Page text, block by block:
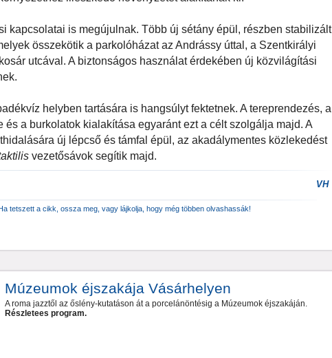
kapcsolatai is megújulnak. Több új sétány épül, részben stabilizált
összekötik a parkolóházat az Andrássy úttal, a Szentkirályi
utcával. A biztonságos használat érdekében új közvilágítási
helyben tartására is hangsúlyt fektetnek. A tereprendezés, a
és a burkolatok kialakítása egyaránt ezt a célt szolgálja majd. A
új lépcső és támfal épül, az akadálymentes közlekedést
vezetősávok segítik majd.
VH
tetszett a cikk, ossza meg, vagy lájkolja, hogy még többen olvashassák!
Múzeumok éjszakája Vásárhelyen
A roma jazztől az őslény-kutatáson át a porcelánöntésig a Múzeumok éjszakáján.
Részletees program.